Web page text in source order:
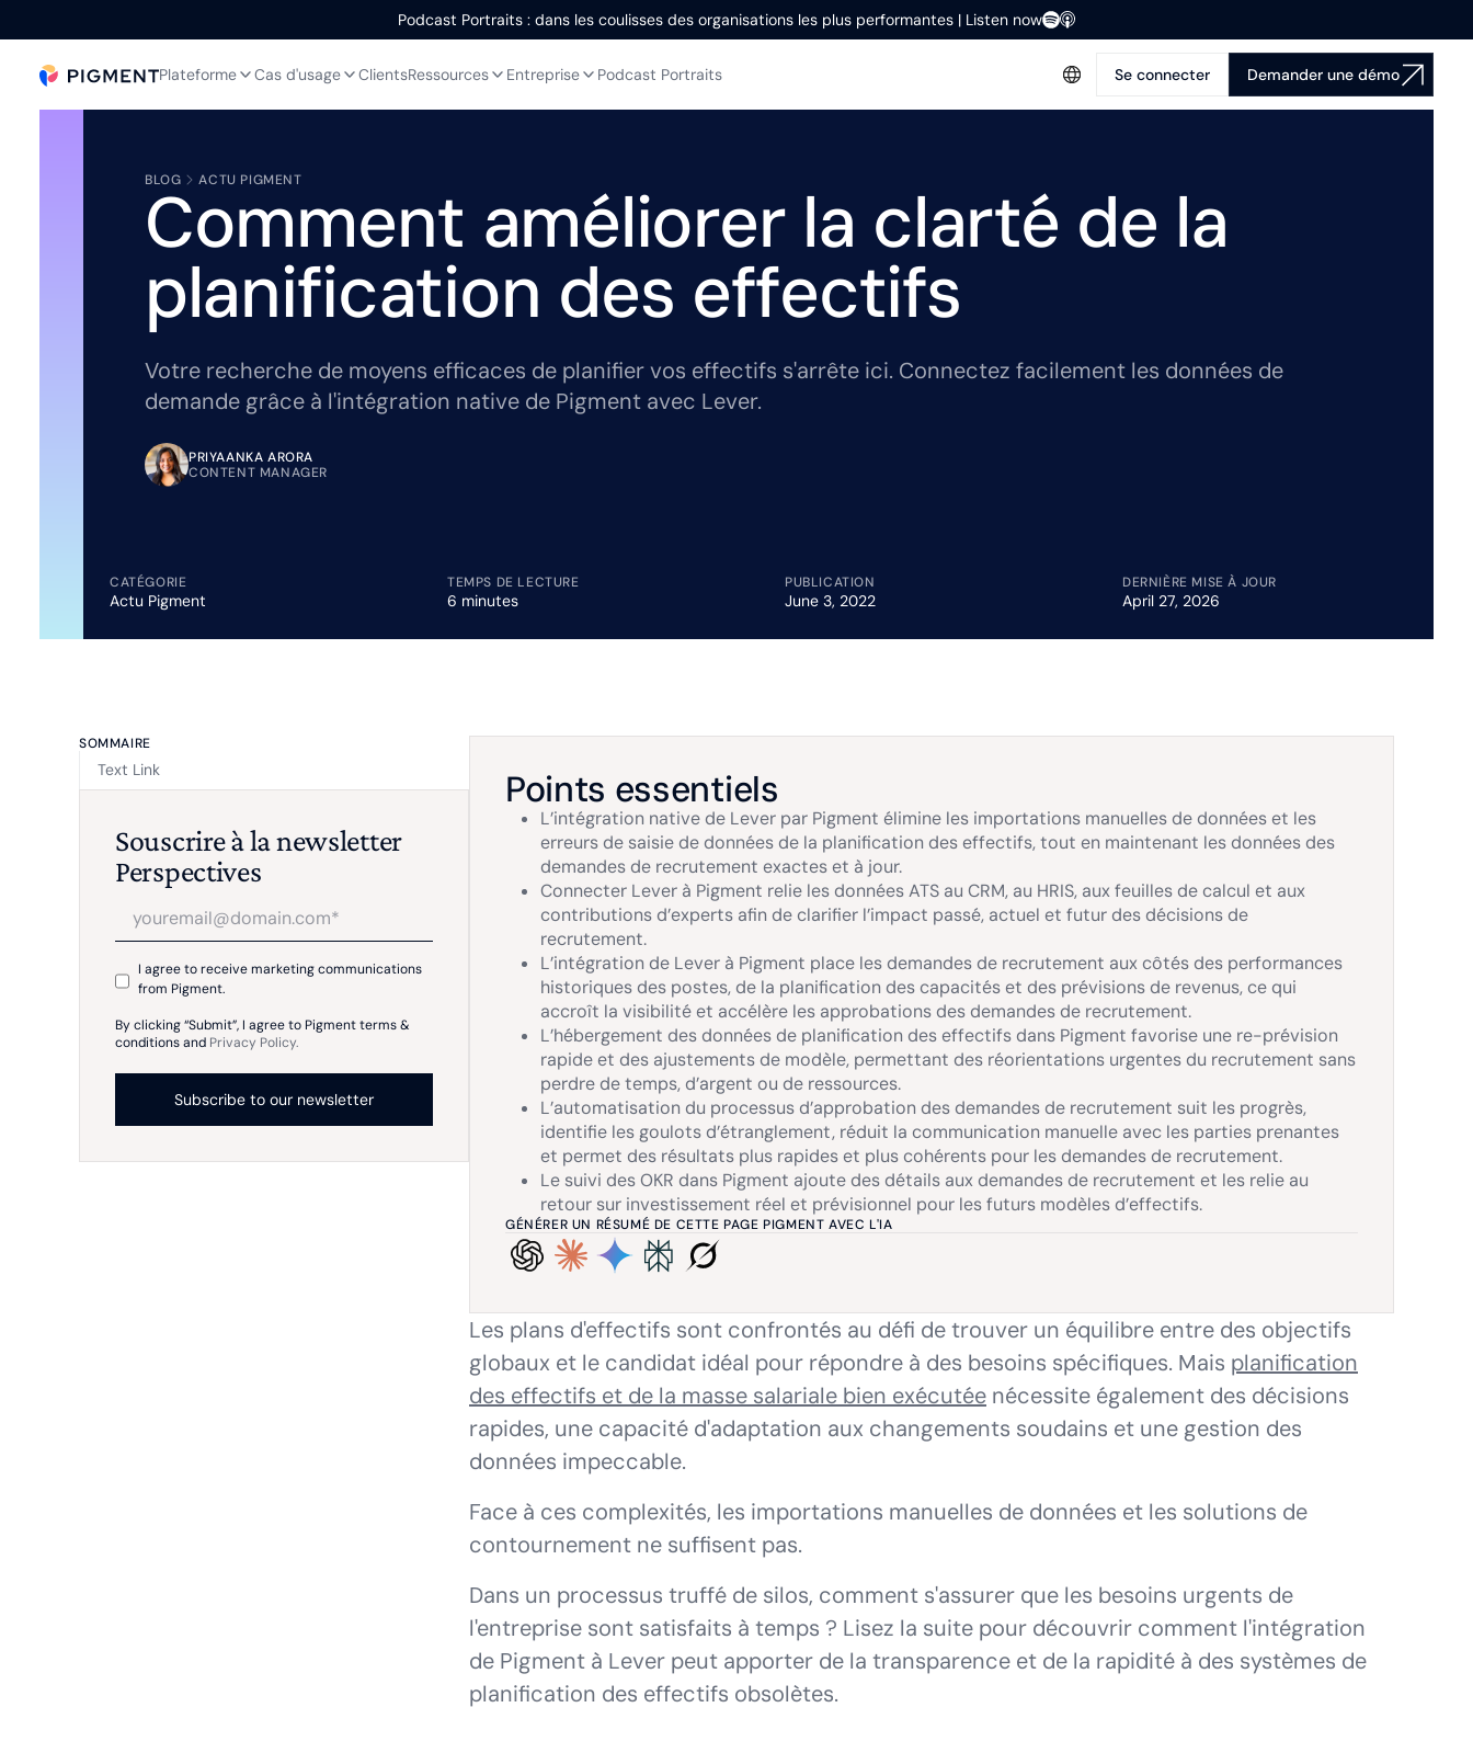
Podcast Portraits : dans les coulisses des organisations les plus performantes | Listen now
Plateforme Cas d'usage ClientsRessources Entreprise Podcast Portraits Se connecter Demander une démo
BLOG ACTU PIGMENT
Comment améliorer la clarté de la
planification des effectifs
Votre recherche de moyens efficaces de planifier vos effectifs s'arrête ici. Connectez facilement les données de
demande grâce à l'intégration native de Pigment avec Lever.
PRIYAANKA ARORA
CONTENT MANAGER
CATÉGORIE
Actu Pigment
TEMPS DE LECTURE
6 minutes
PUBLICATION
June 3, 2022
DERNIÈRE MISE À JOUR
April 27, 2026
SOMMAIRE
Text Link
Souscrire à la newsletter
Perspectives
I agree to receive marketing communications
from Pigment.
By clicking “Submit”, I agree to Pigment terms &
conditions and Privacy Policy.
Points essentiels
L’intégration native de Lever par Pigment élimine les importations manuelles de données et les
erreurs de saisie de données de la planification des effectifs, tout en maintenant les données des
demandes de recrutement exactes et à jour.
Connecter Lever à Pigment relie les données ATS au CRM, au HRIS, aux feuilles de calcul et aux
contributions d’experts afin de clarifier l’impact passé, actuel et futur des décisions de
recrutement.
L’intégration de Lever à Pigment place les demandes de recrutement aux côtés des performances
historiques des postes, de la planification des capacités et des prévisions de revenus, ce qui
accroît la visibilité et accélère les approbations des demandes de recrutement.
L’hébergement des données de planification des effectifs dans Pigment favorise une re-prévision
rapide et des ajustements de modèle, permettant des réorientations urgentes du recrutement sans
perdre de temps, d’argent ou de ressources.
L’automatisation du processus d’approbation des demandes de recrutement suit les progrès,
identifie les goulots d’étranglement, réduit la communication manuelle avec les parties prenantes
et permet des résultats plus rapides et plus cohérents pour les demandes de recrutement.
Le suivi des OKR dans Pigment ajoute des détails aux demandes de recrutement et les relie au
retour sur investissement réel et prévisionnel pour les futurs modèles d’effectifs.
GÉNÉRER UN RÉSUMÉ DE CETTE PAGE PIGMENT AVEC L'IA
Les plans d'effectifs sont confrontés au défi de trouver un équilibre entre des objectifs
globaux et le candidat idéal pour répondre à des besoins spécifiques. Mais planification
des effectifs et de la masse salariale bien exécutée nécessite également des décisions
rapides, une capacité d'adaptation aux changements soudains et une gestion des
données impeccable.
Face à ces complexités, les importations manuelles de données et les solutions de
contournement ne suffisent pas.
Dans un processus truffé de silos, comment s'assurer que les besoins urgents de
l'entreprise sont satisfaits à temps ? Lisez la suite pour découvrir comment l'intégration
de Pigment à Lever peut apporter de la transparence et de la rapidité à des systèmes de
planification des effectifs obsolètes.